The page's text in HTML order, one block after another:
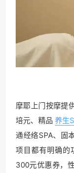
摩耶上门按摩提
培元、精品 养生
通经络SPA、固
项目都有明确的
300元优惠券，